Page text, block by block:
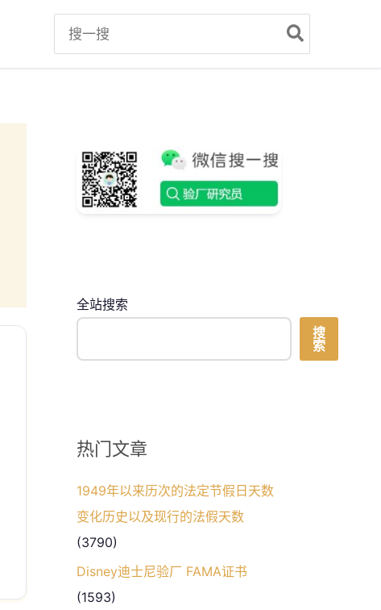
for:
全站搜索
搜
索
热门文章
1949年以来历次的法定节假日天数
变化历史以及现行的法假天数
(3790)
Disney迪士尼验厂 FAMA证书
(1593)